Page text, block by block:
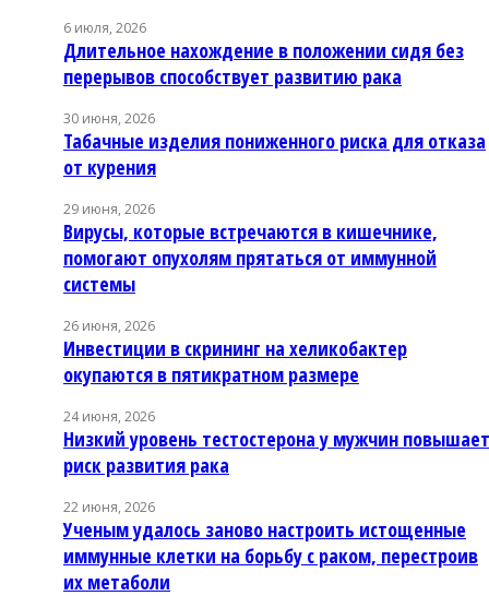
6 июля, 2026
Длительное нахождение в положении сидя без
перерывов способствует развитию рака
30 июня, 2026
Табачные изделия пониженного риска для отказа
от курения
29 июня, 2026
Вирусы, которые встречаются в кишечнике,
помогают опухолям прятаться от иммунной
системы
26 июня, 2026
Инвестиции в скрининг на хеликобактер
окупаются в пятикратном размере
24 июня, 2026
Низкий уровень тестостерона у мужчин повышает
риск развития рака
22 июня, 2026
Ученым удалось заново настроить истощенные
иммунные клетки на борьбу с раком, перестроив
их метаболи